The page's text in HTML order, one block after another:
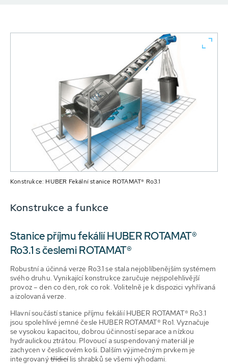
Konstrukce: HUBER Fekální stanice ROTAMAT® Ro3.1
Konstrukce a funkce
Stanice příjmu fekálií HUBER ROTAMAT®
Ro3.1 s česlemi ROTAMAT®
Robustní a účinná verze Ro3.1 se stala nejoblíbenějším systémem
svého druhu. Vynikající konstrukce zaručuje nejspolehlivější
provoz – den co den, rok co rok. Volitelně je k dispozici vyhřívaná
a izolovaná verze.
Hlavní součástí stanice příjmu fekálií HUBER ROTAMAT® Ro3.1
jsou spolehlivé jemné česle HUBER ROTAMAT® Ro1. Vyznačuje
se vysokou kapacitou, dobrou účinností separace a nízkou
hydraulickou ztrátou. Plovoucí a suspendovaný materiál je
zachycen v česlicovém koši. Dalším výjimečným prvkem je
integrovanýtřídicílis shrabků se všemi výhodami.